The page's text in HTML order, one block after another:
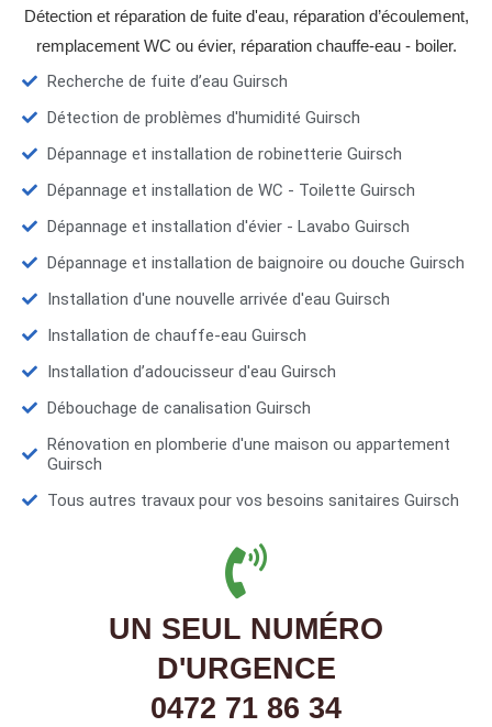
Détection et réparation de fuite d'eau, réparation d’écoulement,
remplacement WC ou évier, réparation chauffe-eau - boiler.
Recherche de fuite d’eau Guirsch
Détection de problèmes d'humidité Guirsch
Dépannage et installation de robinetterie Guirsch
Dépannage et installation de WC - Toilette Guirsch
Dépannage et installation d'évier - Lavabo Guirsch
Dépannage et installation de baignoire ou douche Guirsch
Installation d'une nouvelle arrivée d'eau Guirsch
Installation de chauffe-eau Guirsch
Installation d’adoucisseur d'eau Guirsch
Débouchage de canalisation Guirsch
Rénovation en plomberie d'une maison ou appartement
Guirsch
Tous autres travaux pour vos besoins sanitaires Guirsch
UN SEUL NUMÉRO
D'URGENCE
0472 71 86 34